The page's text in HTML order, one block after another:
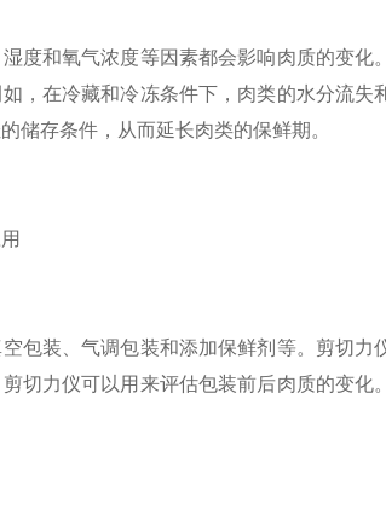
和氧气浓度等因素都会影响肉质的变化
，在冷藏和冷冻条件下，肉类的水分流
储存条件，从而延长肉类的保鲜期。
装、气调包装和添加保鲜剂等。剪切力
切力仪可以用来评估包装前后肉质的变